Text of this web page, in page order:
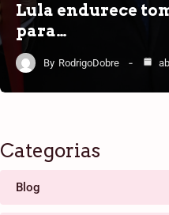
Lula endurece
para…
By RodrigoDobre
Categorias
Blog